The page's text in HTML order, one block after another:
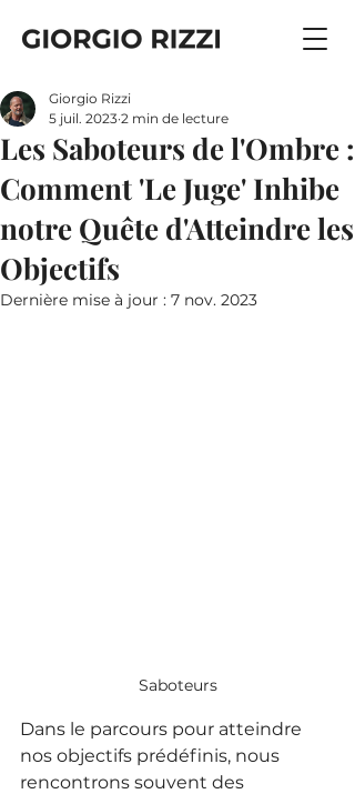
Les Saboteurs de l'Ombre :
Comment 'Le Juge' Inhibe
notre Quête d'Atteindre les
Objectifs
Giorgio Rizzi
5 juil. 2023 2 min de lecture
Dernière mise à jour : 7 nov. 2023
Saboteurs
Dans le parcours pour atteindre
nos objectifs prédéfinis, nous
rencontrons souvent des